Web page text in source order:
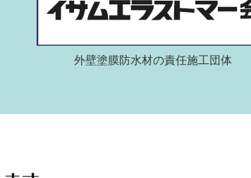
外壁塗膜防水材の責任施工団体